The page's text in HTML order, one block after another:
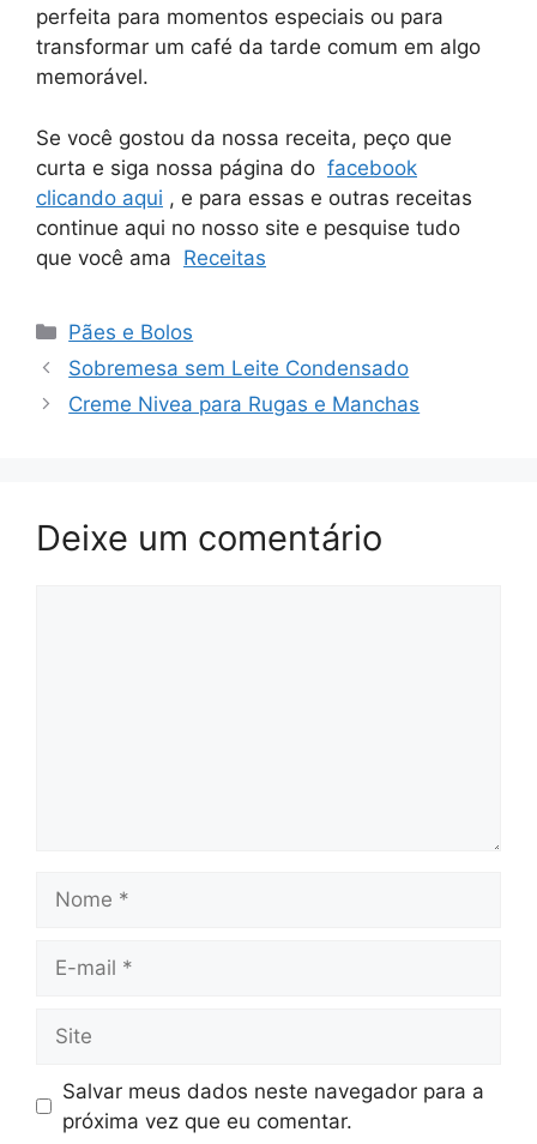
perfeita para momentos especiais ou para
transformar um café da tarde comum em algo
memorável.
Se você gostou da nossa receita, peço que
curta e siga nossa página do facebook
clicando aqui , e para essas e outras receitas
continue aqui no nosso site e pesquise tudo
que você ama Receitas
Categorias
Pães e Bolos
Sobremesa sem Leite Condensado
Creme Nivea para Rugas e Manchas
Deixe um comentário
mail
Salvar meus dados neste navegador para a
próxima vez que eu comentar.